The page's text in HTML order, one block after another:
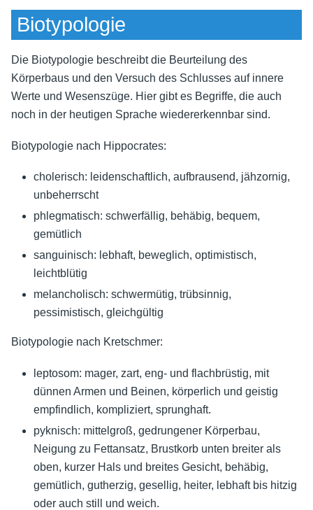
Biotypologie
Die Biotypologie beschreibt die Beurteilung des
Körperbaus und den Versuch des Schlusses auf innere
Werte und Wesenszüge. Hier gibt es Begriffe, die auch
noch in der heutigen Sprache wiedererkennbar sind.
Biotypologie nach Hippocrates:
cholerisch: leidenschaftlich, aufbrausend, jähzornig,
unbeherrscht
phlegmatisch: schwerfällig, behäbig, bequem,
gemütlich
sanguinisch: lebhaft, beweglich, optimistisch,
leichtblütig
melancholisch: schwermütig, trübsinnig,
pessimistisch, gleichgültig
Biotypologie nach Kretschmer:
leptosom: mager, zart, eng- und flachbrüstig, mit
dünnen Armen und Beinen, körperlich und geistig
empfindlich, kompliziert, sprunghaft.
pyknisch: mittelgroß, gedrungener Körperbau,
Neigung zu Fettansatz, Brustkorb unten breiter als
oben, kurzer Hals und breites Gesicht, behäbig,
gemütlich, gutherzig, gesellig, heiter, lebhaft bis hitzig
oder auch still und weich.